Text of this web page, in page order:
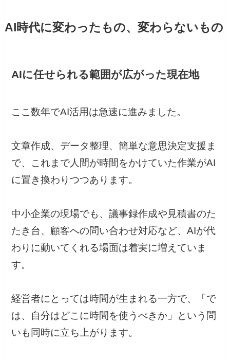
AI時代に変わったもの、変わらないもの
AIに任せられる範囲が広がった現在地
ここ数年でAI活用は急速に進みました。
文章作成、データ整理、簡単な意思決定支援ま
で、これまで人間が時間をかけていた作業がAI
に置き換わりつつあります。
中小企業の現場でも、議事録作成や見積書のた
たき台、顧客への問い合わせ対応など、AIが代
わりに動いてくれる場面は着実に増えていま
す。
経営者にとっては時間が生まれる一方で、「で
は、自分はどこに時間を使うべきか」という問
いも同時に立ち上がります。